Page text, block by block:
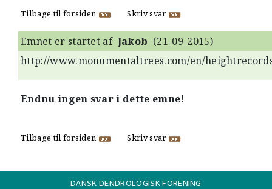
Tilbage til forsiden Skriv svar
Emnet er startet af Jakob (21-09-2015)
http://www.monumentaltrees.com/en/
Endnu ingen svar i dette emne!
Tilbage til forsiden Skriv svar
DANSK DENDROLOGISK FORENING